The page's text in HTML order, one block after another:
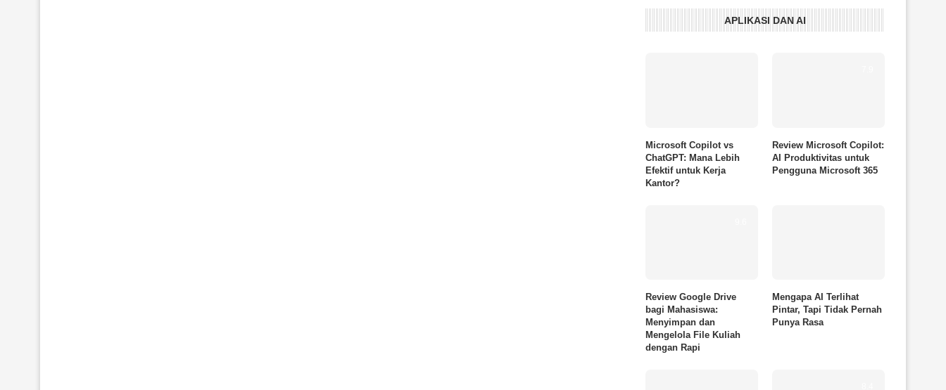
APLIKASI DAN AI
Microsoft Copilot vs
ChatGPT: Mana Lebih
Efektif untuk Kerja
Kantor?
Review Microsoft Copilot:
AI Produktivitas untuk
Pengguna Microsoft 365
Review Google Drive
bagi Mahasiswa:
Menyimpan dan
Mengelola File Kuliah
dengan Rapi
Mengapa AI Terlihat
Pintar, Tapi Tidak Pernah
Punya Rasa